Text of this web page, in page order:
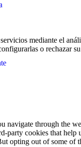
mediante el
o rechazar
through the
party cookies that
opting out of some of